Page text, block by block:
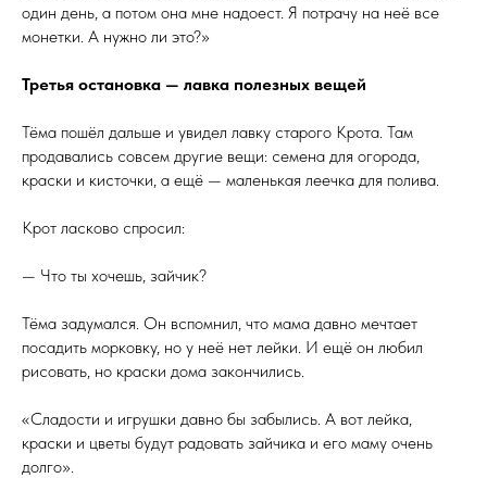
один день, а потом она мне надоест. Я потрачу на неё все
монетки. А нужно ли это?»
Третья остановка — лавка полезных вещей
Тёма пошёл дальше и увидел лавку старого Крота. Там
продавались совсем другие вещи: семена для огорода,
краски и кисточки, а ещё — маленькая леечка для полива.
Крот ласково спросил:
— Что ты хочешь, зайчик?
Тёма задумался. Он вспомнил, что мама давно мечтает
посадить морковку, но у неё нет лейки. И ещё он любил
рисовать, но краски дома закончились.
«Сладости и игрушки давно бы забылись. А вот лейка,
краски и цветы будут радовать зайчика и его маму очень
долго».